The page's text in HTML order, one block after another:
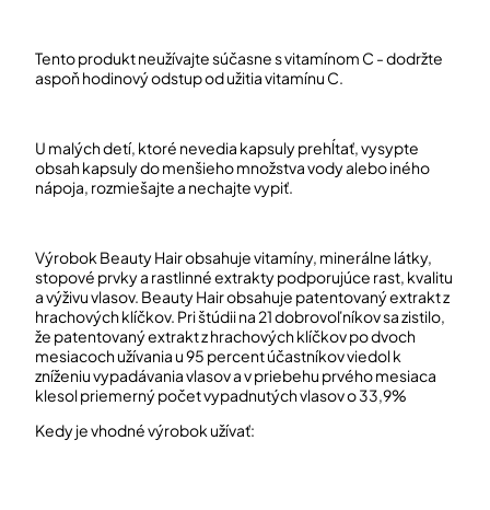
Tento produkt neužívajte súčasne s vitamínom C - dodržte
aspoň hodinový odstup od užitia vitamínu C.
U malých detí, ktoré nevedia kapsuly prehĺtať, vysypte
obsah kapsuly do menšieho množstva vody alebo iného
nápoja, rozmiešajte a nechajte vypiť.
Výrobok Beauty Hair obsahuje vitamíny, minerálne látky,
stopové prvky a rastlinné extrakty podporujúce rast, kvalitu
a výživu vlasov. Beauty Hair obsahuje patentovaný extrakt z
hrachových klíčkov. Pri štúdii na 21 dobrovoľníkov sa zistilo,
že patentovaný extrakt z hrachových klíčkov po dvoch
mesiacoch užívania u 95 percent účastníkov viedol k
zníženiu vypadávania vlasov a v priebehu prvého mesiaca
klesol priemerný počet vypadnutých vlasov o 33,9%
Kedy je vhodné výrobok užívať: